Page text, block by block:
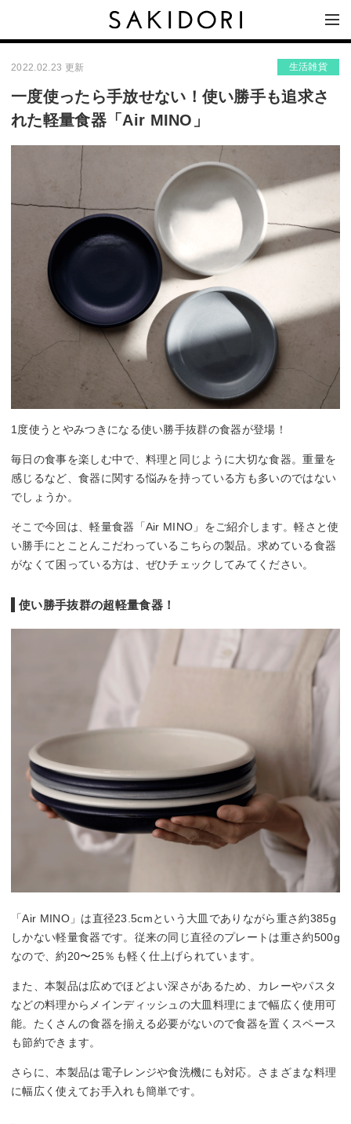
2022.02.23 更新 生活雑貨
一度使ったら手放せない！使い勝手も追求さ
れた軽量食器「Air MINO」
1度使うとやみつきになる使い勝手抜群の食器が登場！
毎日の食事を楽しむ中で、料理と同じように大切な食器。重量を
感じるなど、食器に関する悩みを持っている方も多いのではない
でしょうか。
そこで今回は、軽量食器「Air MINO」をご紹介します。軽さと使
い勝手にとことんこだわっているこちらの製品。求めている食器
がなくて困っている方は、ぜひチェックしてみてください。
使い勝手抜群の超軽量食器！
「Air MINO」は直径23.5cmという大皿でありながら重さ約385g
しかない軽量食器です。従来の同じ直径のプレートは重さ約500g
なので、約20〜25％も軽く仕上げられています。
また、本製品は広めでほどよい深さがあるため、カレーやパスタ
などの料理からメインディッシュの大皿料理にまで幅広く使用可
能。たくさんの食器を揃える必要がないので食器を置くスペース
も節約できます。
さらに、本製品は電子レンジや食洗機にも対応。さまざまな料理
に幅広く使えてお手入れも簡単です。